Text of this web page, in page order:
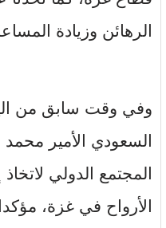
الرهائن وزيادة
وفي وقت سابق من
السعودي الأمير
المجتمع الدولي
الأرواح في غزة،